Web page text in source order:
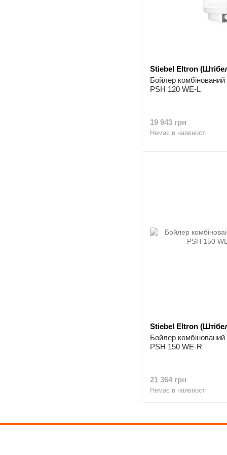
Stiebel Eltron
Бойлер
PSH 120 WE-L
19 943 грн
Немає в наявності
Stiebel Eltron
Бойлер
PSH 150 WE-R
21 364 грн
Немає в наявності